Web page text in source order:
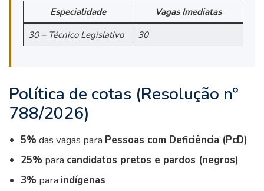
Especialidade
Vagas Imediatas
30 – Técnico Legislativo
30
Política de cotas (Resolução nº
788/2026)
5% das vagas para Pessoas com Deficiência (PcD)
25% para candidatos pretos e pardos (negros)
3% para indígenas